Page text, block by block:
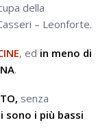
della
– Leonforte.
, ed in meno di
.
senza
sono i più bassi